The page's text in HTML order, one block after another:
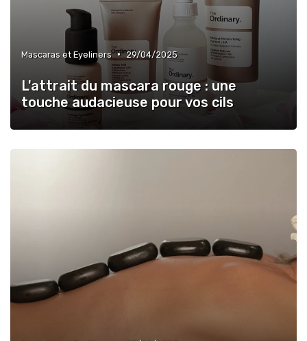
Mascaras et Eyeliners • 29/04/2025
L'attrait du mascara rouge : une
touche audacieuse pour vos cils